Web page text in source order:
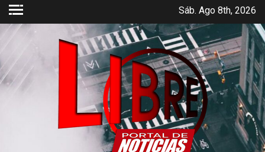
Saltar
contenido
Sáb. Ago 8th, 2026